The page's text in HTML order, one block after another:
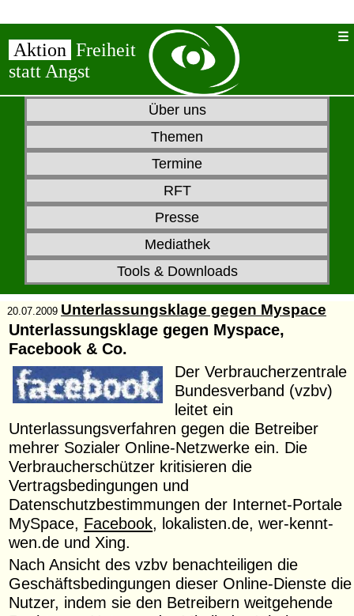
Aktion Freiheit
statt Angst
Über uns
Themen
Termine
RFT
Presse
Mediathek
Tools & Downloads
20.07.2009 Unterlassungsklage gegen Myspace
Unterlassungsklage gegen Myspace,
Facebook & Co.
Der Verbraucherzentrale
Bundesverband (vzbv)
leitet ein
Unterlassungsverfahren gegen die Betreiber
mehrer Sozialer Online-Netzwerke ein. Die
Verbraucherschützer kritisieren die
Vertragsbedingungen und
Datenschutzbestimmungen der Internet-Portale
MySpace, Facebook, lokalisten.de, wer-kennt-
wen.de und Xing.
Nach Ansicht des vzbv benachteiligen die
Geschäftsbedingungen dieser Online-Dienste die
Nutzer, indem sie den Betreibern weitgehende